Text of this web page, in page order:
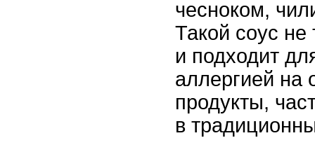
чесноком,
Такой соус не
и подходит
аллергией на
продукты,
в